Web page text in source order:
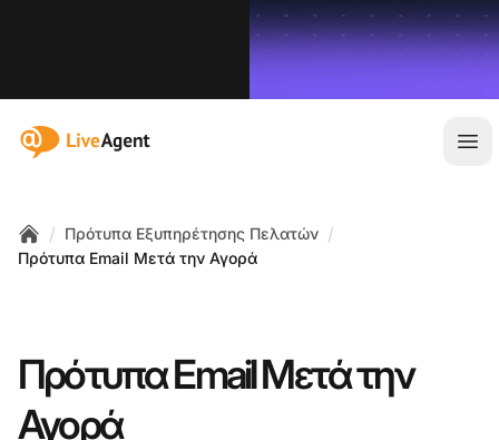
:site.title
Home
/ Πρότυπα Εξυπηρέτησης Πελατών /
Πρότυπα Email Μετά την Αγορά
Πρότυπα Email Μετά την
Αγορά